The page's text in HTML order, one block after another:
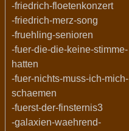
-friedrich-floetenkonzert
-friedrich-merz-song
-fruehling-senioren
-fuer-die-die-keine-stimme-
hatten
-fuer-nichts-muss-ich-mich-
schaemen
-fuerst-der-finsternis3
-galaxien-waehrend-